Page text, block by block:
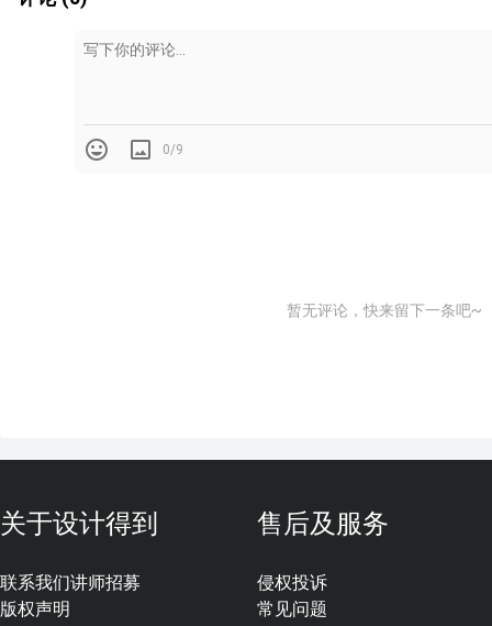
0/9
暂无评论，快来留下一条吧~
关于设计得到
联系我们
版权声明
讲师招募
售后及服务
侵权投诉
常见问题